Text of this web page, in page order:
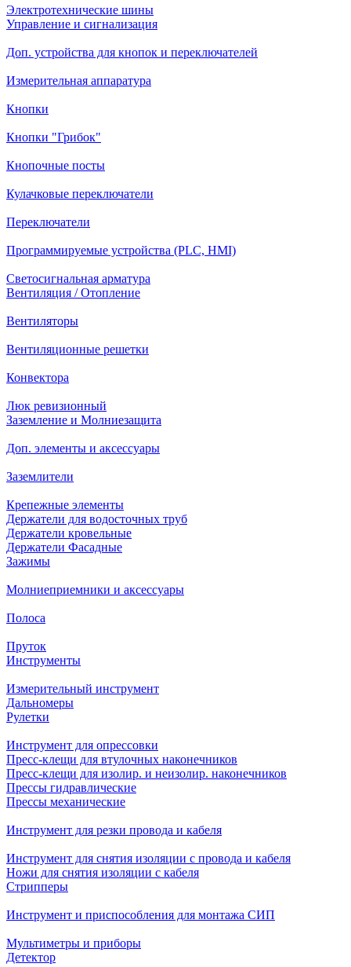
Электротехнические шины
Управление и сигнализация
Доп. устройства для кнопок и переключателей
Измерительная аппаратура
Кнопки
Кнопки "Грибок"
Кнопочные посты
Кулачковые переключатели
Переключатели
Программируемые устройства (PLC, HMI)
Светосигнальная арматура
Вентиляция / Отопление
Вентиляторы
Вентиляционные решетки
Конвектора
Люк ревизионный
Заземление и Молниезащита
Доп. элементы и аксессуары
Заземлители
Крепежные элементы
Держатели для водосточных труб
Держатели кровельные
Держатели Фасадные
Зажимы
Молниеприемники и аксессуары
Полоса
Пруток
Инструменты
Измерительный инструмент
Дальномеры
Рулетки
Инструмент для опрессовки
Пресс-клещи для втулочных наконечников
Пресс-клещи для изолир. и неизолир. наконечников
Прессы гидравлические
Прессы механические
Инструмент для резки провода и кабеля
Инструмент для снятия изоляции с провода и кабеля
Ножи для снятия изоляции с кабеля
Стрипперы
Инструмент и приспособления для монтажа СИП
Мультиметры и приборы
Детектор